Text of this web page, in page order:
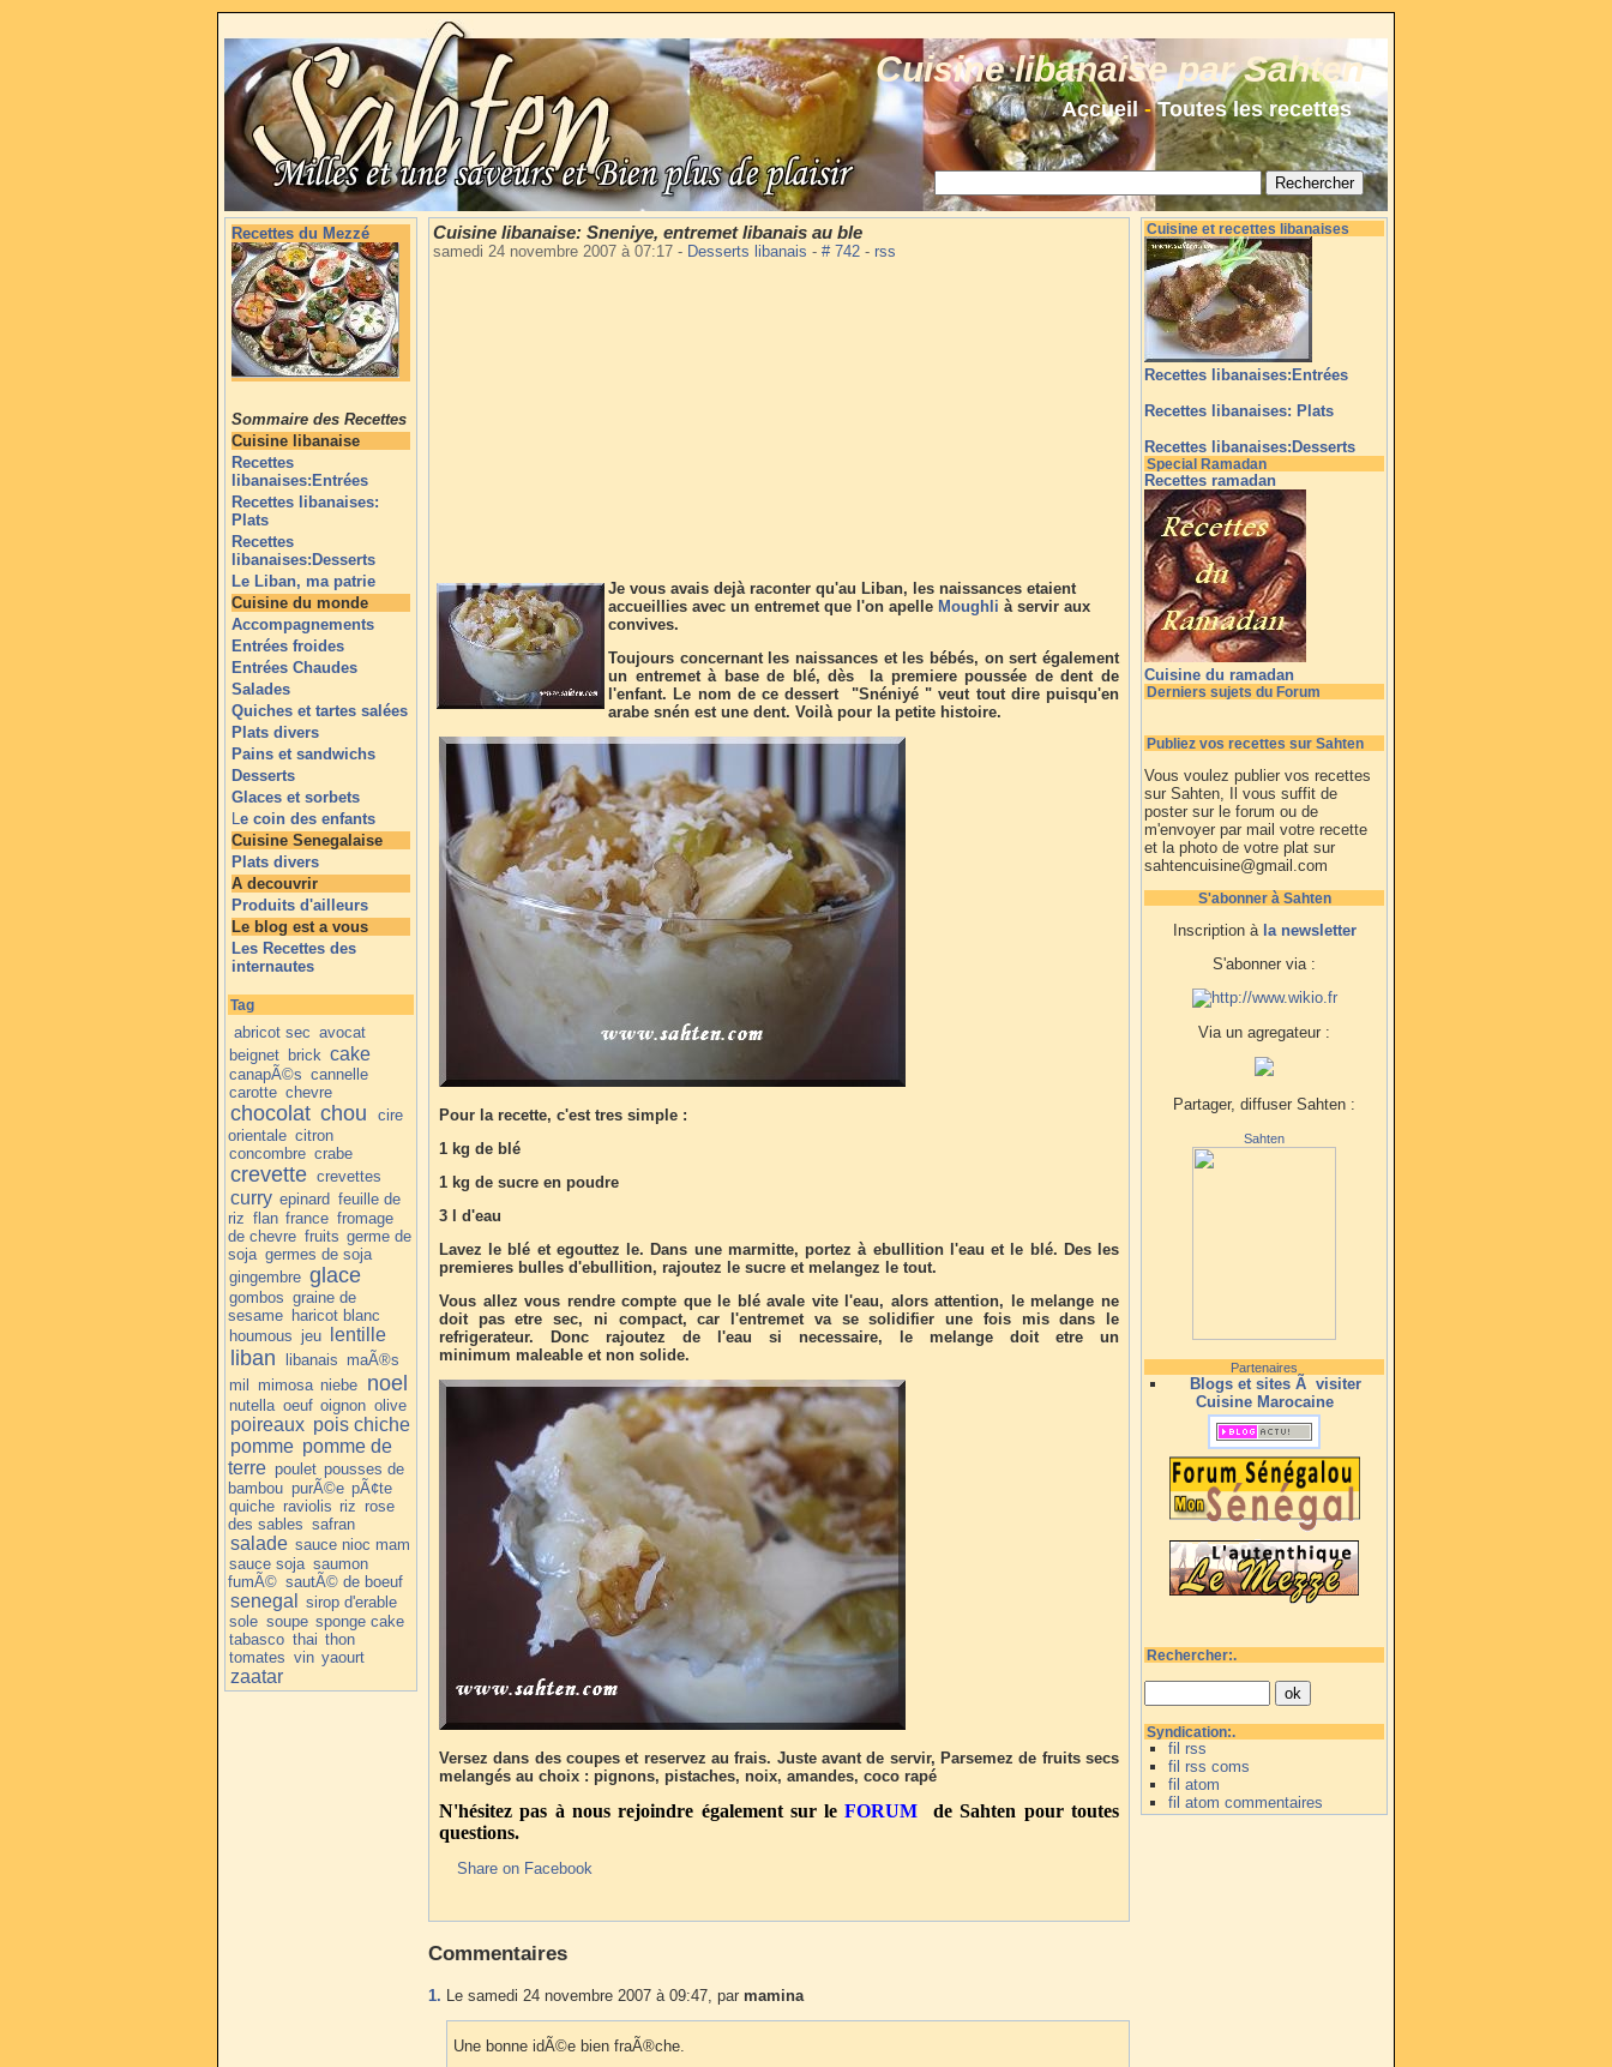
Cuisine libanaise par Sahten
Accueil-Toutes les recettes
Recettes du Mezzé
Sommaire des Recettes
Cuisine libanaise
Recettes
libanaises:Entrées
Recettes libanaises:
Plats
Recettes
libanaises:Desserts
Le Liban, ma patrie
Cuisine du monde
Accompagnements
Entrées froides
Entrées Chaudes
Salades
Quiches et tartes salées
Plats divers
Pains et sandwichs
Desserts
Glaces et sorbets
Le coin des enfants
Cuisine Senegalaise
Plats divers
A decouvrir
Produits d'ailleurs
Le blog est a vous
Les Recettes des
internautes
Tag
abricot sec avocat
beignet brick cake
canapÃ©s cannelle
carotte chevre
chocolat chou
cire
orientale citron
concombre crabe
crevette crevettes
curry epinard feuille de
riz flan france fromage
de chevre fruits germe de
soja germes de soja
gingembre glace
gombos graine de
sesame haricot blanc
houmous jeu lentille
liban libanais maÃ®s
mil mimosa niebe noel
nutella oeuf oignon olive
poireaux pois chiche
pomme pomme de
terre poulet pousses de
bambou purÃ©e pÃ¢te
quiche raviolis riz rose
des sables safran
salade sauce nioc mam
sauce soja saumon
fumÃ© sautÃ© de boeuf
senegal
sirop d'erable
sole soupe sponge cake
tabasco thai thon
tomates vin yaourt
zaatar
Cuisine libanaise: Sneniye, entremet libanais au ble
samedi 24 novembre 2007 à 07:17 - Desserts libanais - # 742 - rss
Je vous avais dejà raconter qu'au Liban, les naissances etaient
accueillies avec un entremet que l'on apelle Moughli à servir aux
convives.
Toujours concernant les naissances et les bébés, on sert également
un entremet à base de blé, dès la premiere poussée de dent de
l'enfant. Le nom de ce dessert "Snéniyé " veut tout dire puisqu'en
arabe snén est une dent. Voilà pour la petite histoire.
Pour la recette, c'est tres simple :
1 kg de blé
1 kg de sucre en poudre
3 l d'eau
Lavez le blé et egouttez le. Dans une marmitte, portez à ebullition l'eau et le blé. Des les
premieres bulles d'ebullition, rajoutez le sucre et melangez le tout.
Vous allez vous rendre compte que le blé avale vite l'eau, alors attention, le melange ne
doit pas etre sec, ni compact, car l'entremet va se solidifier une fois mis dans le
refrigerateur. Donc rajoutez de l'eau si necessaire, le melange doit etre un
minimum maleable et non solide.
Versez dans des coupes et reservez au frais. Juste avant de servir, Parsemez de fruits secs
melangés au choix : pignons, pistaches, noix, amandes, coco rapé
N'hésitez pas à nous rejoindre également sur leFORUM de Sahten pour toutes
questions.
Share on Facebook
Commentaires
1. Le samedi 24 novembre 2007 à 09:47, par mamina
Une bonne idÃ©e bien fraÃ®che.
Cuisine et recettes libanaises
Recettes libanaises:Entrées
Recettes libanaises: Plats
Recettes libanaises:Desserts
Special Ramadan
Recettes ramadan
Cuisine du ramadan
Derniers sujets du Forum
Publiez vos recettes sur Sahten
Vous voulez publier vos recettes
sur Sahten, Il vous suffit de
poster sur le forum ou de
m'envoyer par mail votre recette
et la photo de votre plat sur
sahtencuisine@gmail.com
S'abonner à Sahten
Inscription à la newsletter
S'abonner via :
Via un agregateur :
Partager, diffuser Sahten :
Sahten
Partenaires
Blogs et sites Ã visiter
Cuisine Marocaine
Rechercher:.
Syndication:.
fil rss
fil rss coms
fil atom
fil atom commentaires